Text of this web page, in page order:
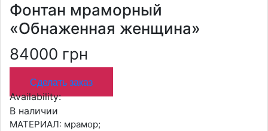
Фонтан мраморный
«Обнаженная женщина»
84000 грн
Сделать заказ
Availability:
В наличии
МАТЕРИАЛ: мрамор;